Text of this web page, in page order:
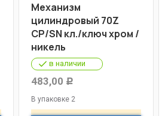
Механизм
цилиндровый 70Z
СР/SN кл./ключ хром /
никель
в наличии
483,00 Р
В упаковке 2